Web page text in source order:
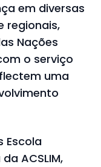
em diversas
regionais,
Nações
o serviço
uma
Escola
ACSLIM,